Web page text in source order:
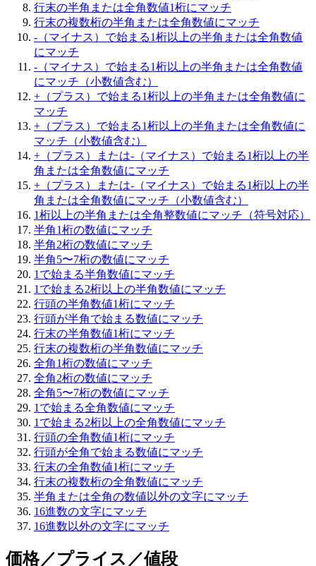
行末の半角または全角数値1桁にマッチ
行末の複数桁の半角または全角数値にマッチ
-（マイナス）で始まる1桁以上の半角または全角数値
にマッチ
-（マイナス）で始まる1桁以上の半角または全角数値
にマッチ（小数値含む）
+（プラス）で始まる1桁以上の半角または全角数値に
マッチ
+（プラス）で始まる1桁以上の半角または全角数値に
マッチ（小数値含む）
+（プラス）または-（マイナス）で始まる1桁以上の半
角または全角数値にマッチ
+（プラス）または-（マイナス）で始まる1桁以上の半
角または全角数値にマッチ（小数値含む）
1桁以上の半角または全角整数値にマッチ（符号対応）
半角1桁の数値にマッチ
半角2桁の数値にマッチ
半角5〜7桁の数値にマッチ
1で始まる半角数値にマッチ
1で始まる2桁以上の半角数値にマッチ
行頭の半角数値1桁にマッチ
行頭が半角で始まる数値にマッチ
行末の半角数値1桁にマッチ
行末の複数桁の半角数値にマッチ
全角1桁の数値にマッチ
全角2桁の数値にマッチ
全角5〜7桁の数値にマッチ
1で始まる全角数値にマッチ
1で始まる2桁以上の全角数値にマッチ
行頭の全角数値1桁にマッチ
行頭が全角で始まる数値にマッチ
行末の全角数値1桁にマッチ
行末の複数桁の全角数値にマッチ
半角または全角の数値以外の文字にマッチ
16進数の文字にマッチ
16進数以外の文字にマッチ
価格／プライス／値段